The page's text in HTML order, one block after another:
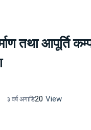
तथा आपूर्ति
३ वर्ष अगाडि20 View